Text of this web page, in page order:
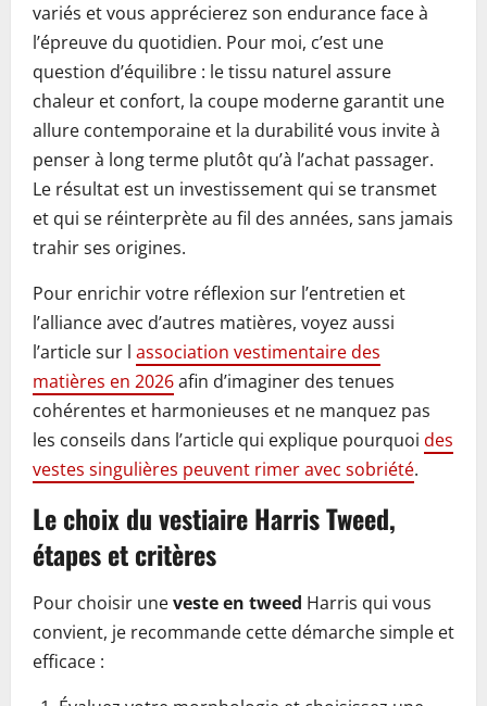
variés et vous apprécierez son endurance face à
l’épreuve du quotidien. Pour moi, c’est une
question d’équilibre : le tissu naturel assure
chaleur et confort, la coupe moderne garantit une
allure contemporaine et la durabilité vous invite à
penser à long terme plutôt qu’à l’achat passager.
Le résultat est un investissement qui se transmet
et qui se réinterprète au fil des années, sans jamais
trahir ses origines.
Pour enrichir votre réflexion sur l’entretien et
l’alliance avec d’autres matières, voyez aussi
l’article sur l association vestimentaire des
matières en 2026afin d’imaginer des tenues
cohérentes et harmonieuses et ne manquez pas
les conseils dans l’article qui explique pourquoi des
vestes singulières peuvent rimer avec sobriété.
Le choix du vestiaire Harris Tweed,
étapes et critères
Pour choisir uneveste en tweed Harris qui vous
convient, je recommande cette démarche simple et
efficace :